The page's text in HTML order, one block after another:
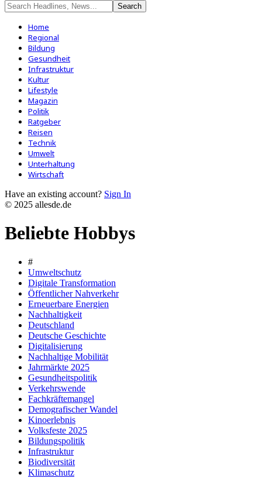
Home
Regional
Bildung
Gesundheit
Infrastruktur
Kultur
Lifestyle
Magazin
Politik
Ratgeber
Reisen
Technik
Umwelt
Unterhaltung
Wirtschaft
Have an existing account? Sign In
© 2025 allesde.de
Beliebte Hobbys
#
Umweltschutz
Digitale Transformation
Öffentlicher Nahverkehr
Erneuerbare Energien
Nachhaltigkeit
Deutschland
Deutsche Geschichte
Digitalisierung
Nachhaltige Mobilität
Jahrmärkte 2025
Gesundheitspolitik
Verkehrswende
Fachkräftemangel
Demografischer Wandel
Kinoerlebnis
Volksfeste 2025
Bildungspolitik
Infrastruktur
Biodiversität
Klimaschutz